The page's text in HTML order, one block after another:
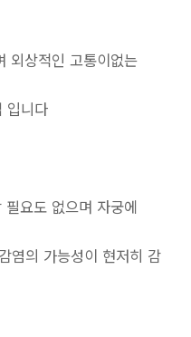
외상적인 고통이없는
입니다
요도 없으며 자궁에
염의 가능성이 현저히 감